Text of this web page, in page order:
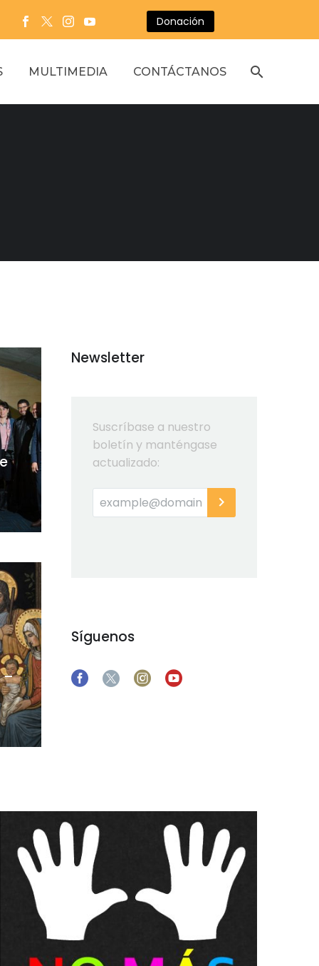
Donación
MULTIMEDIA CONTÁCTANOS
–
Newsletter
Suscríbase a nuestro
boletín y manténgase
actualizado:
Síguenos
violencia